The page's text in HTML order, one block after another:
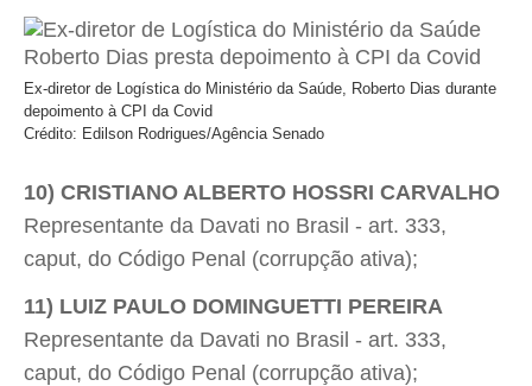
Ex-diretor de Logística do Ministério da Saúde, Roberto Dias durante
depoimento à CPI da Covid
Crédito: Edilson Rodrigues/Agência Senado
10) CRISTIANO ALBERTO HOSSRI CARVALHO
Representante da Davati no Brasil - art. 333,
caput, do Código Penal (corrupção ativa);
11) LUIZ PAULO DOMINGUETTI PEREIRA
Representante da Davati no Brasil - art. 333,
caput, do Código Penal (corrupção ativa);